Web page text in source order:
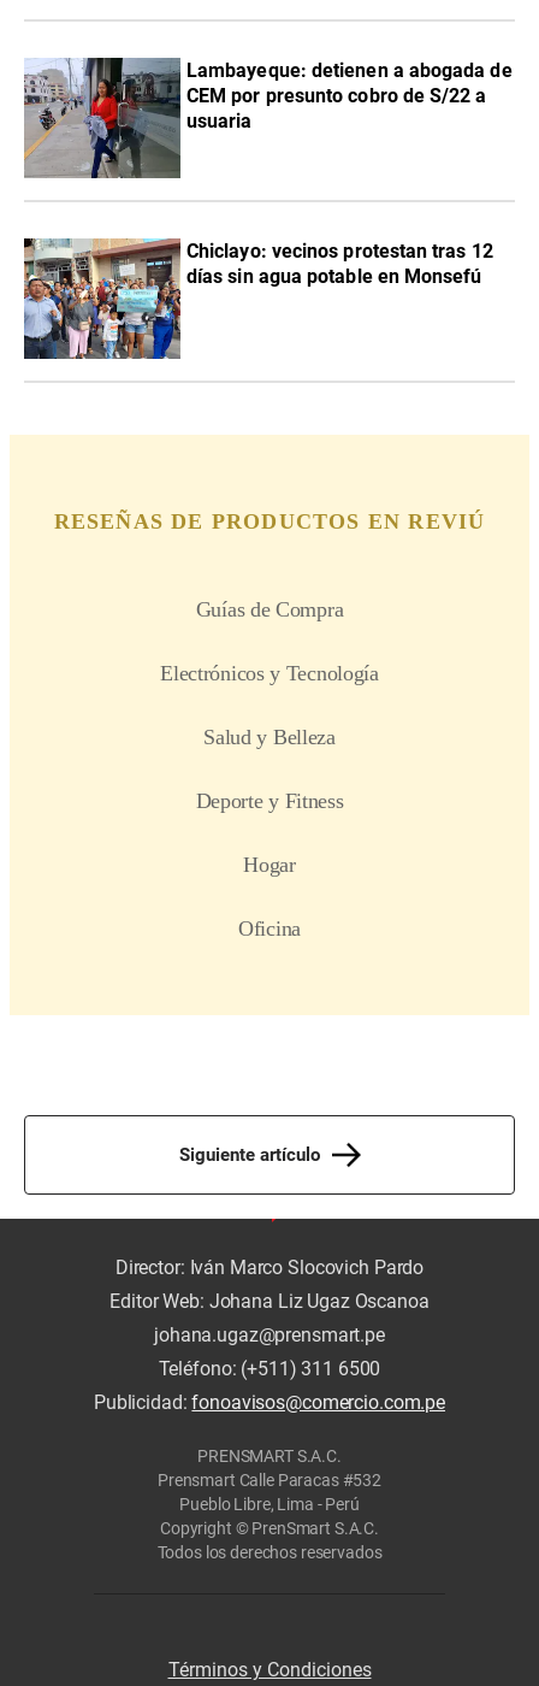
Lambayeque: detienen a abogada de
CEM por presunto cobro de S/22 a
usuaria
Chiclayo: vecinos protestan tras 12
días sin agua potable en Monsefú
Siguiente artículo
Director: Iván Marco Slocovich Pardo
Editor Web: Johana Liz Ugaz Oscanoa
johana.ugaz@prensmart.pe
Teléfono: (+511) 311 6500
Publicidad:fonoavisos@comercio.com.pe
PRENSMART S.A.C.
Prensmart Calle Paracas #532
Pueblo Libre, Lima - Perú
Copyright © PrenSmart S.A.C.
Todos los derechos reservados
Términos y Condiciones